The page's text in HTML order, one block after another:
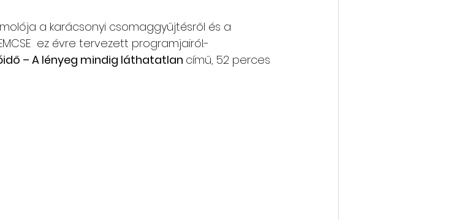
a karácsonyi csomaggyűjtésről és a
ez évre tervezett programjairól.-
– A lényeg mindig láthatatlan című, 52 perces